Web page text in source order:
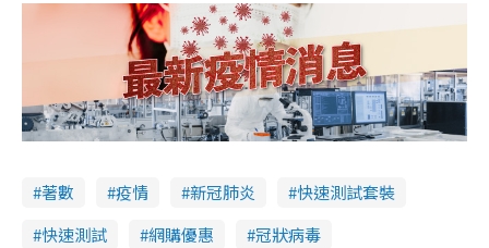
著數 疫情 新冠肺炎
快速測試套裝
快速測試
網購優惠
冠狀病毒